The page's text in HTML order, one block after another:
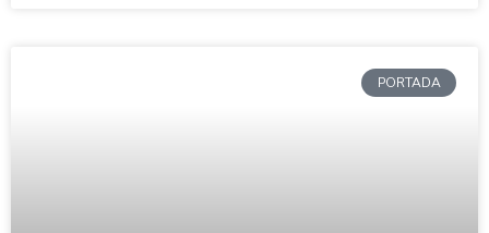
PORTADA